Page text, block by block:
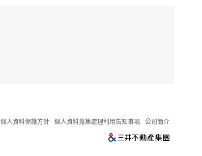
個人資料保護方針 個人資料蒐集處理利用告知事項 公司簡介